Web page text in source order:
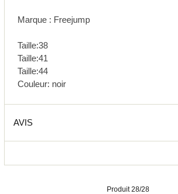
Marque : Freejump
Taille:38
Taille:41
Taille:44
Couleur: noir
AVIS
Produit 28/28